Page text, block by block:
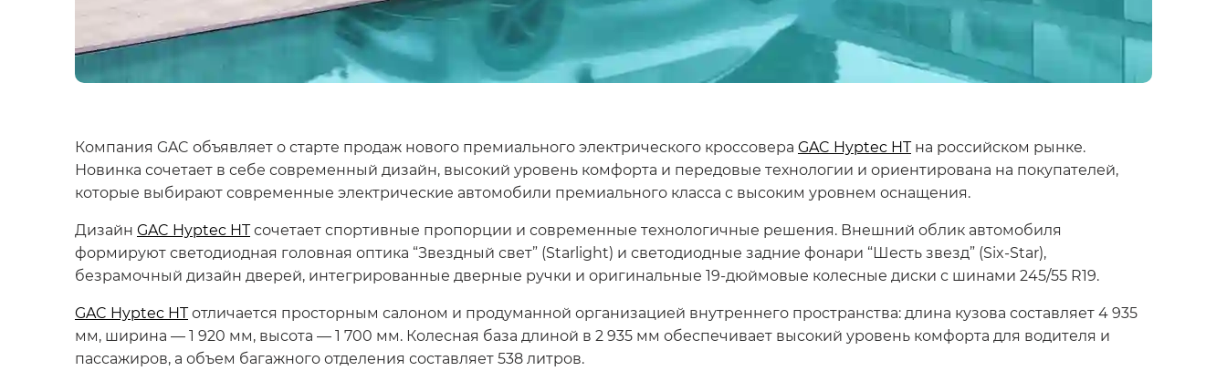
Компания GAC объявляет о старте продаж нового премиального электрического кроссовера GAC Hyptec HTна российском рынке.
Новинка сочетает в себе современный дизайн, высокий уровень комфорта и передовые технологии и ориентирована на покупателей,
которые выбирают современные электрические автомобили премиального класса с высоким уровнем оснащения.
Дизайн GAC Hyptec HTсочетает спортивные пропорции и современные технологичные решения. Внешний облик автомобиля
формируют светодиодная головная оптика “Звездный свет” (Starlight) и светодиодные задние фонари “Шесть звезд” (Six-Star),
безрамочный дизайн дверей, интегрированные дверные ручки и оригинальные 19-дюймовые колесные диски с шинами 245/55 R19.
GAC Hyptec HTотличается просторным салоном и продуманной организацией внутреннего пространства: длина кузова составляет 4 935
мм, ширина — 1 920 мм, высота — 1 700 мм. Колесная база длиной в 2 935 мм обеспечивает высокий уровень комфорта для водителя и
пассажиров, а объем багажного отделения составляет 538 литров.